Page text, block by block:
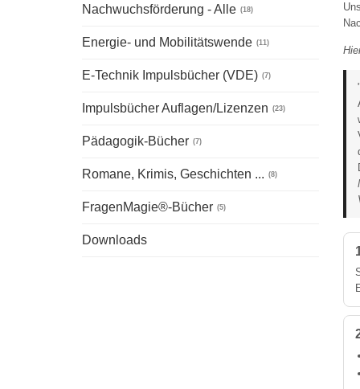
Nachwuchsförderung - Alle (18)
Energie- und Mobilitätswende (11)
E-Technik Impulsbücher (VDE) (7)
Impulsbücher Auflagen/Lizenzen (23)
Pädagogik-Bücher (7)
Romane, Krimis, Geschichten ... (8)
FragenMagie®-Bücher (5)
Downloads